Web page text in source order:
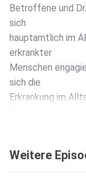
Betroffene und
sich
hauptamtlich im
erkrankter
Menschen
sich die
Erkrankung im
hilfreich oder auch
Weitere